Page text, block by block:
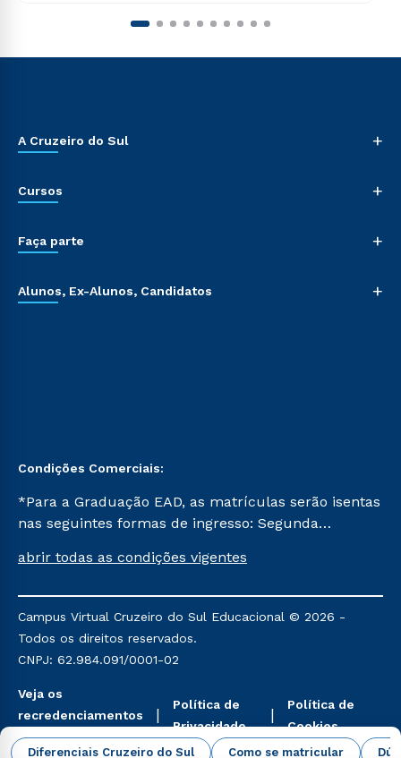
Diferenciais Cruzeiro do Sul Como se matricular
A Cruzeiro do Sul +
Cursos +
Faça parte +
Alunos, Ex-Alunos, Candidatos +
Condições Comerciais:
*Para a Graduação EAD, as matrículas serão isentas
nas seguintes formas de ingresso: Segunda
Já para as demais, a taxa de matrícula será de R$
mencionadas são referentes aos cursos: Ensino
Religioso, Geografia para a Docência e Metodologia
do Ensino de História: Questões Atuais.
abrir todas as condições vigentes
Campus Virtual Cruzeiro do Sul Educacional © 2026 -
Todos os direitos reservados.
CNPJ: 62.984.091/0001-02
Veja os
recredenciamentos
aqui
Política de
Privacidade
Política de
Cookies